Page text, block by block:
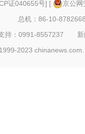
证040655号] [
京公
总机：86-10-
持：0991-8557237
2023